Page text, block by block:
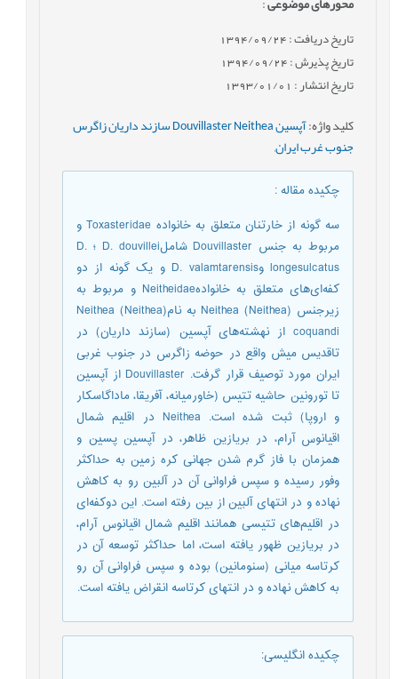
تاریخ دریافت : 1394/09/24
تاریخ پذیرش : 1394/09/24
تاریخ انتشار : 1393/01/01
کلید واژه:
آپسین Douvillaster Neithea سازند داریان زاگرس
جنوب غرب ایران,
چکیده مقاله:
سه گونه از خارتنان متعلق به خانواده Toxasteridae و
مربوط به جنس Douvillaster شاملD. douvillei ؛ D.
longesulcatus وD. valamtarensis و یک گونه از دو
کفه‌ای‌های متعلق به خانوادهNeitheidae و مربوط به
زیرجنس Neithea (Neithea) به نامNeithea (Neithea)
coquandi از نهشته‌های آپسین (سازند داریان) در
تاقدیس میش واقع در حوضه زاگرس در جنوب غربی
ایران مورد توصیف قرار گرفت. Douvillaster از آپسین
تا تورونین حاشیه تتیس (خاورمیانه، آفریقا، ماداگاسکار
و اروپا) ثبت شده است. Neithea در اقلیم شمال
اقیانوس آرام، در بریازین ظاهر، در آپسین پسین و
همزمان با فاز گرم شدن جهانی کره زمین به حداکثر
وفور رسیده و سپس فراوانی آن در آلبین رو به کاهش
نهاده و در انتهای آلبین از بین رفته است. این دوکفه‌ای
در اقلیم‌های تتیسی همانند اقلیم شمال اقیانوس آرام،
در بریازین ظهور يافته است، اما حداکثر توسعه آن در
کرتاسه میانی (سنومانین) بوده و سپس فراوانی آن رو
به کاهش نهاده و در انتهای کرتاسه انقراض يافته است.
چکیده انگلیسی: